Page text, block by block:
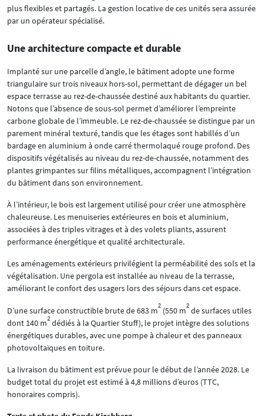
plus flexibles et partagés. La gestion locative de ces unités sera assurée
par un opérateur spécialisé.
Une architecture compacte et durable
Implanté sur une parcelle d’angle, le bâtiment adopte une forme
triangulaire sur trois niveaux hors-sol, permettant de dégager un bel
espace terrasse au rez-de-chaussée destiné aux habitants du quartier.
Notons que l’absence de sous-sol permet d’améliorer l’empreinte
carbone globale de l’immeuble. Le rez-de-chaussée se distingue par un
parement minéral texturé, tandis que les étages sont habillés d’un
bardage en aluminium à onde carré thermolaqué rouge profond. Des
dispositifs végétalisés au niveau du rez-de-chaussée, notamment des
plantes grimpantes sur filins métalliques, accompagnent l’intégration
du bâtiment dans son environnement.
À l’intérieur, le bois est largement utilisé pour créer une atmosphère
chaleureuse. Les menuiseries extérieures en bois et aluminium,
associées à des triples vitrages et à des volets pliants, assurent
performance énergétique et qualité architecturale.
Les aménagements extérieurs privilégient la perméabilité des sols et la
végétalisation. Une pergola est installée au niveau de la terrasse,
améliorant le confort des usagers lors des séjours dans cet espace.
D’une surface constructible brute de 683 m2 (550 m2 de surfaces utiles
dont 140 m2 dédiés à la Quartier Stuff), le projet intègre des solutions
énergétiques durables, avec une pompe à chaleur et des panneaux
photovoltaïques en toiture.
La livraison du bâtiment est prévue pour le début de l’année 2028. Le
budget total du projet est estimé à 4,8 millions d’euros (TTC,
honoraires compris).